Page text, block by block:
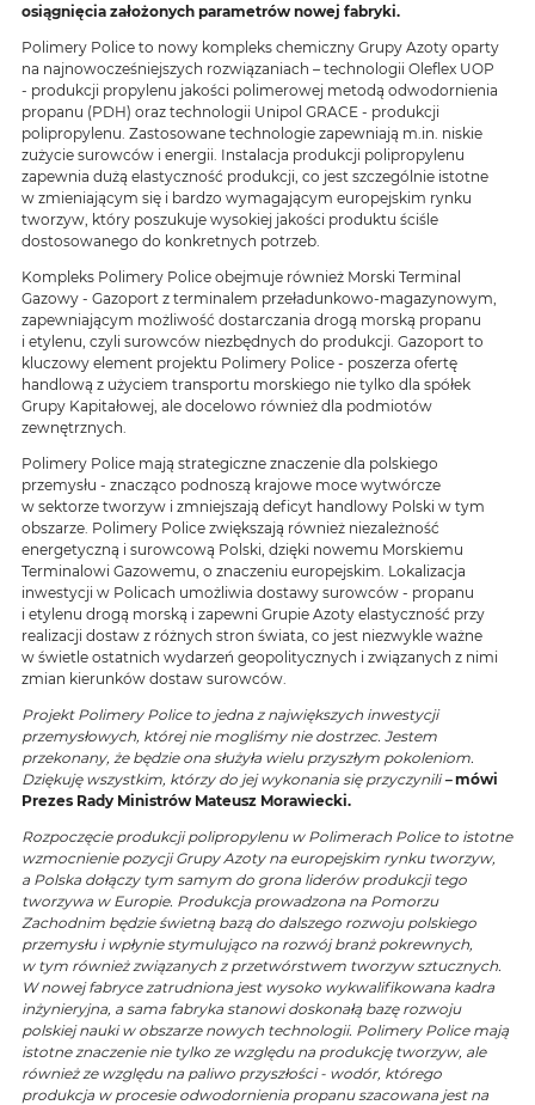
osiągnięcia założonych parametrów nowej fabryki.
Polimery Police to nowy kompleks chemiczny Grupy Azoty oparty
na najnowocześniejszych rozwiązaniach – technologii Oleflex UOP
- produkcji propylenu jakości polimerowej metodą odwodornienia
propanu (PDH) oraz technologii Unipol GRACE - produkcji
polipropylenu. Zastosowane technologie zapewniają m.in. niskie
zużycie surowców i energii. Instalacja produkcji polipropylenu
zapewnia dużą elastyczność produkcji, co jest szczególnie istotne
w zmieniającym się i bardzo wymagającym europejskim rynku
tworzyw, który poszukuje wysokiej jakości produktu ściśle
dostosowanego do konkretnych potrzeb.
Kompleks Polimery Police obejmuje również Morski Terminal
Gazowy - Gazoport z terminalem przeładunkowo-magazynowym,
zapewniającym możliwość dostarczania drogą morską propanu
i etylenu, czyli surowców niezbędnych do produkcji. Gazoport to
kluczowy element projektu Polimery Police - poszerza ofertę
handlową z użyciem transportu morskiego nie tylko dla spółek
Grupy Kapitałowej, ale docelowo również dla podmiotów
zewnętrznych.
Polimery Police mają strategiczne znaczenie dla polskiego
przemysłu - znacząco podnoszą krajowe moce wytwórcze
w sektorze tworzyw i zmniejszają deficyt handlowy Polski w tym
obszarze. Polimery Police zwiększają również niezależność
energetyczną i surowcową Polski, dzięki nowemu Morskiemu
Terminalowi Gazowemu, o znaczeniu europejskim. Lokalizacja
inwestycji w Policach umożliwia dostawy surowców - propanu
i etylenu drogą morską i zapewni Grupie Azoty elastyczność przy
realizacji dostaw z różnych stron świata, co jest niezwykle ważne
w świetle ostatnich wydarzeń geopolitycznych i związanych z nimi
zmian kierunków dostaw surowców.
Projekt Polimery Police to jedna z największych inwestycji
przemysłowych, której nie mogliśmy nie dostrzec. Jestem
przekonany, że będzie ona służyła wielu przyszłym pokoleniom.
Dziękuję wszystkim, którzy do jej wykonania się przyczynili–mówi
Prezes Rady Ministrów Mateusz Morawiecki.
Rozpoczęcie produkcji polipropylenu w Polimerach Police to istotne
wzmocnienie pozycji Grupy Azoty na europejskim rynku tworzyw,
a Polska dołączy tym samym do grona liderów produkcji tego
tworzywa w Europie. Produkcja prowadzona na Pomorzu
Zachodnim będzie świetną bazą do dalszego rozwoju polskiego
przemysłu i wpłynie stymulująco na rozwój branż pokrewnych,
w tym również związanych z przetwórstwem tworzyw sztucznych.
W nowej fabryce zatrudniona jest wysoko wykwalifikowana kadra
inżynieryjna, a sama fabryka stanowi doskonałą bazę rozwoju
polskiej nauki w obszarze nowych technologii. Polimery Police mają
istotne znaczenie nie tylko ze względu na produkcję tworzyw, ale
również ze względu na paliwo przyszłości - wodór, którego
produkcja w procesie odwodornienia propanu szacowana jest na